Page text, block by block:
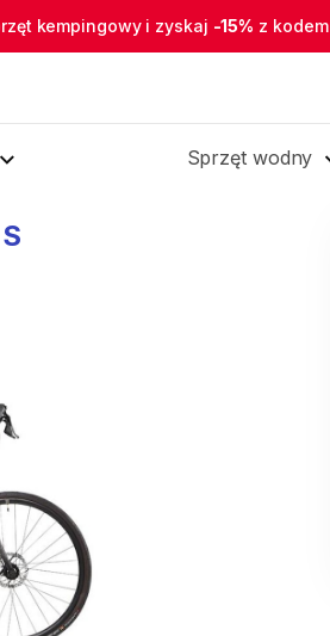
kempingowy i zyskaj -15% z kodem
Sprzęt wodny
S